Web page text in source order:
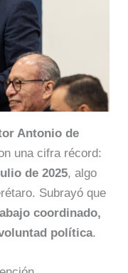
Antonio de
una cifra récord:
de 2025, algo
Subrayó que
coordinado,
política.